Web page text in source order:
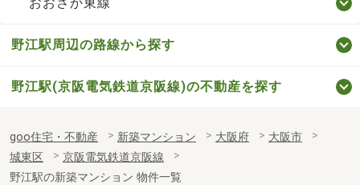
野江駅周辺の路線から探す
野江駅(京阪電気鉄道京阪線)の不動産を探す
goo住宅・不動産 新築マンション 大阪府
大阪市
城東区
京阪電気鉄道京阪線
野江駅の新築マンション 物件一覧